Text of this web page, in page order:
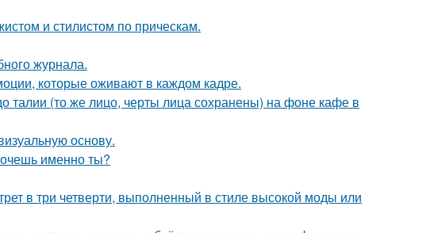
и стилистом по прическам.
журнала.
которые оживают в каждом кадре.
талии (то же лицо, черты лица сохранены) на фоне кафе в
основу.
именно ты?
в три четверти, выполненный в стиле высокой моды или